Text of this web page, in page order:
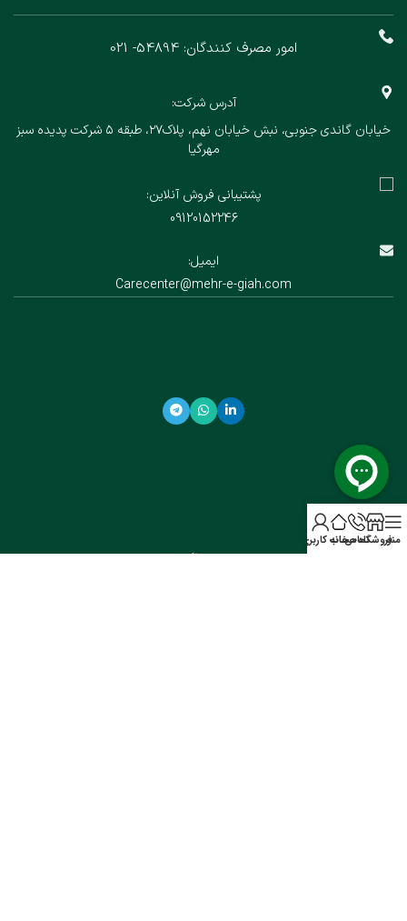
امور مصرف کنندگان: 54894- 021
آدرس شرکت:
خیابان گاندی جنوبی، نبش خیابان نهم، پلاک۲۷، طبقه ۵ شرکت پدیده سبز
مهرگیا
پشتیبانی فروش آنلاین:
09120152246
ایمیل:
Carecenter@mehr-e-giah.com
منوفروشگاهتماسخانه
حساب کاربری من